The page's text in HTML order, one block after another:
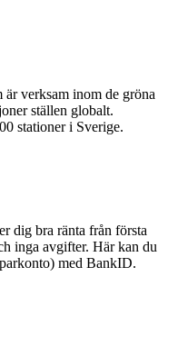
verksam inom de gröna
ställen globalt.
stationer i Sverige.
dig bra ränta från första
inga avgifter. Här kan du
med BankID.